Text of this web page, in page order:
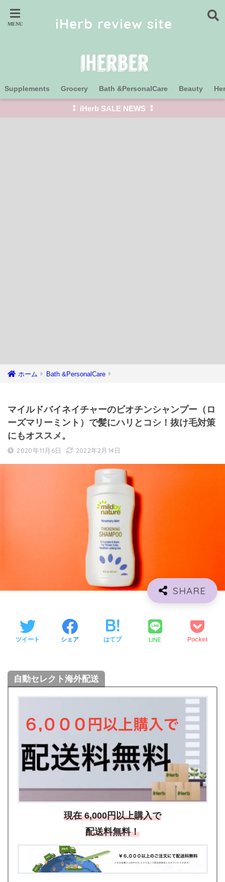
iHerb review site
Supplements Grocery Bath &PersonalCare Beauty
⁑ iHerb SALE NEWS ⁑
ホーム Bath &PersonalCare
マイルドバイネイチャーのビオチンシャンプー（ロ
ーズマリーミント）で髪にハリとコシ！抜け毛対策
にもオススメ。
2020年11月6日 2022年2月14日
ツイート シェア はてブ LINE Pocket
自動セレクト海外配送
現在 6,000円以上購入で
配送料無料！